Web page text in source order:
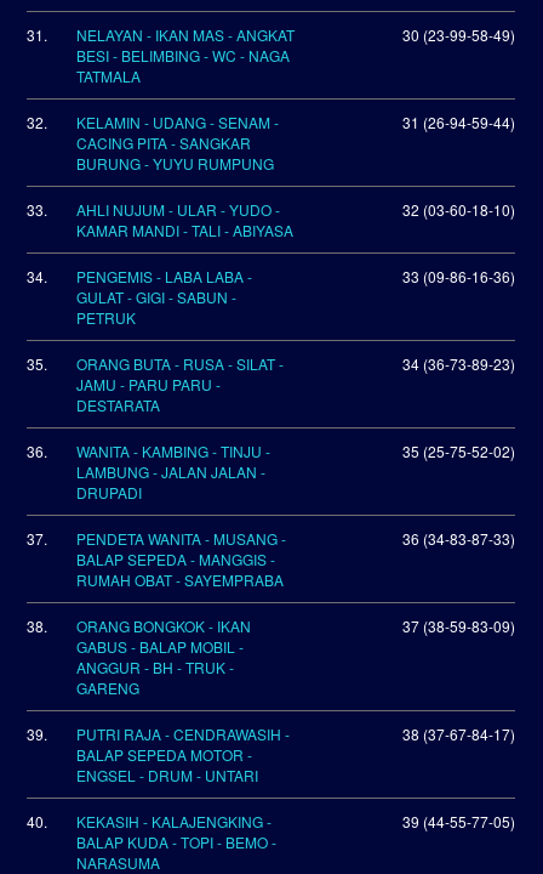
31.
NELAYAN - IKAN MAS - ANGKAT
BESI - BELIMBING - WC - NAGA
TATMALA
30 (23-99-58-49)
32.
KELAMIN - UDANG - SENAM -
CACING PITA - SANGKAR
BURUNG - YUYU RUMPUNG
31 (26-94-59-44)
33.
AHLI NUJUM - ULAR - YUDO -
KAMAR MANDI - TALI - ABIYASA
32 (03-60-18-10)
34.
PENGEMIS - LABA LABA -
GULAT - GIGI - SABUN -
PETRUK
33 (09-86-16-36)
35.
ORANG BUTA - RUSA - SILAT -
JAMU - PARU PARU -
DESTARATA
34 (36-73-89-23)
36.
WANITA - KAMBING - TINJU -
LAMBUNG - JALAN JALAN -
DRUPADI
35 (25-75-52-02)
37.
PENDETA WANITA - MUSANG -
BALAP SEPEDA - MANGGIS -
RUMAH OBAT - SAYEMPRABA
36 (34-83-87-33)
38.
ORANG BONGKOK - IKAN
GABUS - BALAP MOBIL -
ANGGUR - BH - TRUK -
GARENG
37 (38-59-83-09)
39.
PUTRI RAJA - CENDRAWASIH -
BALAP SEPEDA MOTOR -
ENGSEL - DRUM - UNTARI
38 (37-67-84-17)
40.
KEKASIH - KALAJENGKING -
BALAP KUDA - TOPI - BEMO -
NARASUMA
39 (44-55-77-05)